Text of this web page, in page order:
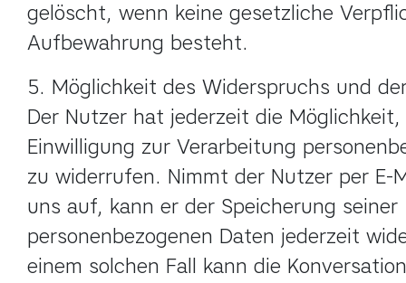
gelöscht, wenn keine gesetzliche
Aufbewahrung besteht.
5. Möglichkeit des Widerspruchs und
Der Nutzer hat jederzeit die Möglichkeit,
Einwilligung zur Verarbeitung
zu widerrufen. Nimmt der Nutzer per E-
uns auf, kann er der Speicherung seiner
personenbezogenen Daten jederzeit
einem solchen Fall kann die